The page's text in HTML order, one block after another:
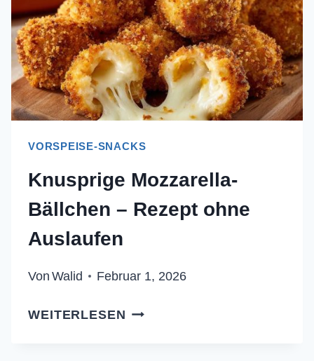
VORSPEISE-SNACKS
Knusprige Mozzarella-
Bällchen – Rezept ohne
Auslaufen
Von Walid Februar 1, 2026
WEITERLESEN KNUSPRIGE